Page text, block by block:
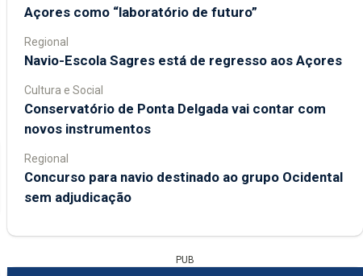
Açores como “laboratório de futuro”
Regional
Navio-Escola Sagres está de regresso aos Açores
Cultura e Social
Conservatório de Ponta Delgada vai contar com
novos instrumentos
Regional
Concurso para navio destinado ao grupo Ocidental
sem adjudicação
PUB